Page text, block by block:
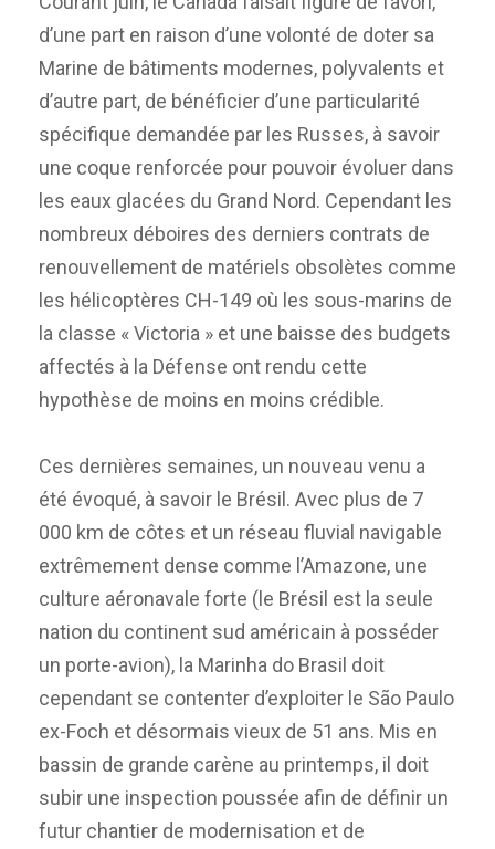
d’une part en raison d’une volonté de doter sa
Marine de bâtiments modernes, polyvalents et
d’autre part, de bénéficier d’une particularité
spécifique demandée par les Russes, à savoir
une coque renforcée pour pouvoir évoluer dans
les eaux glacées du Grand Nord. Cependant les
nombreux déboires des derniers contrats de
renouvellement de matériels obsolètes comme
les hélicoptères CH-149 où les sous-marins de
la classe « Victoria » et une baisse des budgets
affectés à la Défense ont rendu cette
hypothèse de moins en moins crédible.
Ces dernières semaines, un nouveau venu a
été évoqué, à savoir le Brésil. Avec plus de 7
000 km de côtes et un réseau fluvial navigable
extrêmement dense comme l’Amazone, une
culture aéronavale forte (le Brésil est la seule
nation du continent sud américain à posséder
un porte-avion), la Marinha do Brasil doit
cependant se contenter d’exploiter le São Paulo
ex-Foch et désormais vieux de 51 ans. Mis en
bassin de grande carène au printemps, il doit
subir une inspection poussée afin de définir un
futur chantier de modernisation et de